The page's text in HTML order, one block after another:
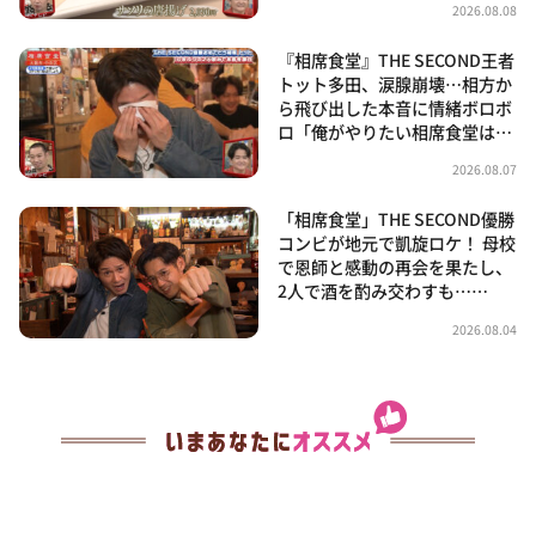
2026.08.08
『相席食堂』THE SECOND王者
トット多田、涙腺崩壊…相方か
ら飛び出した本音に情緒ボロボ
ロ「俺がやりたい相席食堂は…
2026.08.07
「相席食堂」THE SECOND優勝
コンビが地元で凱旋ロケ！ 母校
で恩師と感動の再会を果たし、
2人で酒を酌み交わすも……
2026.08.04